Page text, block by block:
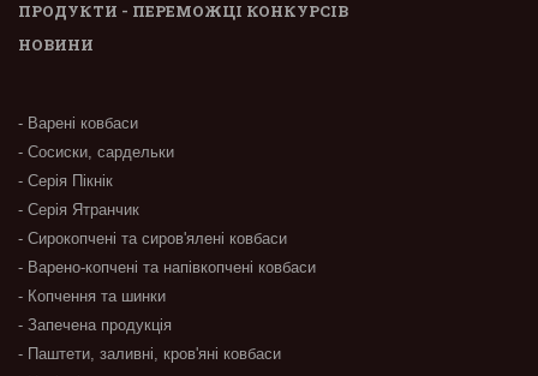
ПРОДУКТИ - ПЕРЕМОЖЦІ КОНКУРСІВ
НОВИНИ
- Варені ковбаси
- Сосиски, сардельки
- Серія Пікнік
- Серія Ятранчик
- Сирокопчені та сиров'ялені ковбаси
- Варено-копчені та напівкопчені ковбаси
- Копчення та шинки
- Запечена продукція
- Паштети, заливні, кров'яні ковбаси